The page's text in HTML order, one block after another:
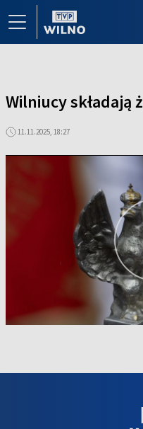
Wilniucy składają
11.11.2025, 18:27